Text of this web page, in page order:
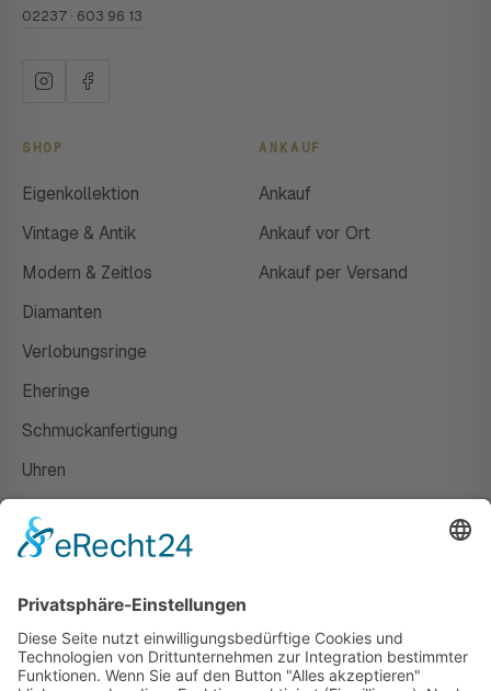
02237 · 603 96 13
SHOP
Eigenkollektion
Vintage & Antik
Modern & Zeitlos
Diamanten
Verlobungsringe
Eheringe
Schmuckanfertigung
Uhren
ANKAUF
Ankauf
Ankauf vor Ort
Ankauf per Versand
Susanne Steiger
Geschäfte